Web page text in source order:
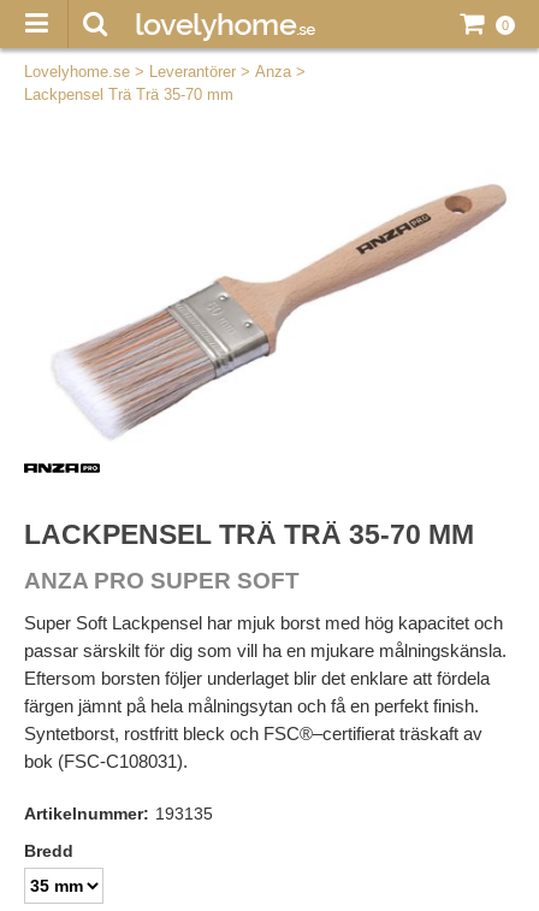
0
Lovelyhome.se > Leverantörer > Anza>
Lackpensel Trä Trä 35-70 mm
LACKPENSEL TRÄ TRÄ 35-70 MM
ANZA PRO SUPER SOFT
Super Soft Lackpensel har mjuk borst med hög kapacitet och
passar särskilt för dig som vill ha en mjukare målningskänsla.
Eftersom borsten följer underlaget blir det enklare att fördela
färgen jämnt på hela målningsytan och få en perfekt finish.
Syntetborst, rostfritt bleck och FSC®–certifierat träskaft av
bok (FSC-C108031).
Artikelnummer: 193135
Bredd